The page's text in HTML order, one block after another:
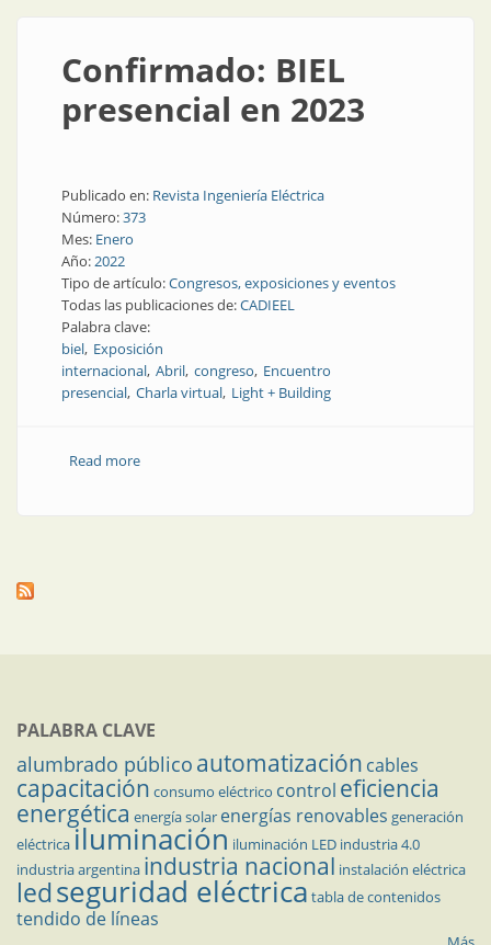
Confirmado: BIEL
presencial en 2023
Publicado en: Revista Ingeniería Eléctrica
Número:373
Mes: Enero
Año:2022
Tipo de artículo:Congresos, exposiciones y eventos
Todas las publicaciones de:CADIEEL
Palabra clave:
biel Exposición
internacional Abril congreso Encuentro
presencial Charla virtual Light + Building
Read moreabout Confirmado: BIEL presencial en 2023
PALABRA CLAVE
alumbrado público automatización cables
capacitación consumo eléctrico control eficiencia
energética energía solar energías renovables generación
eléctricailuminación iluminación LED industria 4.0
industria argentina industria nacional instalación eléctrica
ledseguridad eléctrica tabla de contenidos
tendido de líneas